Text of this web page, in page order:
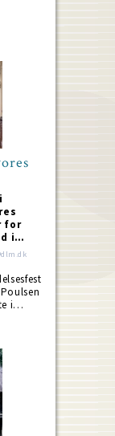
for
i…
i…